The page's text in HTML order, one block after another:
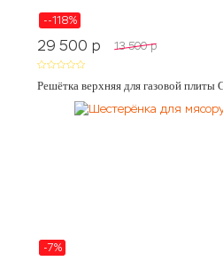
--118%
29 500 p 13 500 p
Решётка верхняя для газовой плиты
-7%